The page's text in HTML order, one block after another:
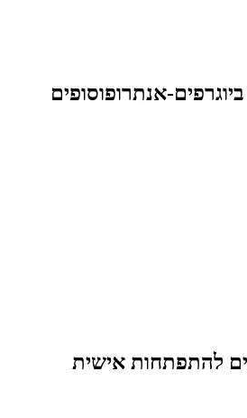
אנתרופוסופים
להתפתחות אישית